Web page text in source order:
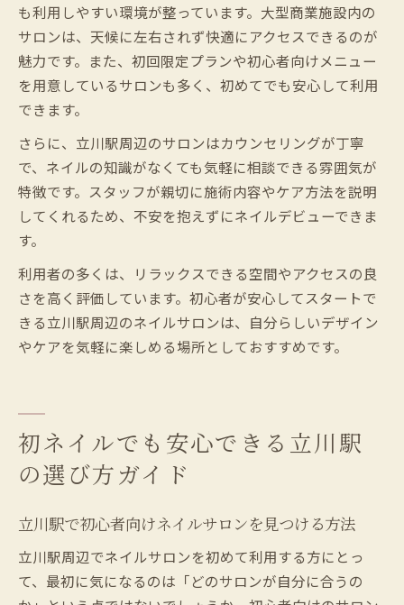
も利用しやすい環境が整っています。大型商業施設内の
サロンは、天候に左右されず快適にアクセスできるのが
魅力です。また、初回限定プランや初心者向けメニュー
を用意しているサロンも多く、初めてでも安心して利用
できます。
さらに、立川駅周辺のサロンはカウンセリングが丁寧
で、ネイルの知識がなくても気軽に相談できる雰囲気が
特徴です。スタッフが親切に施術内容やケア方法を説明
してくれるため、不安を抱えずにネイルデビューできま
す。
利用者の多くは、リラックスできる空間やアクセスの良
さを高く評価しています。初心者が安心してスタートで
きる立川駅周辺のネイルサロンは、自分らしいデザイン
やケアを気軽に楽しめる場所としておすすめです。
初ネイルでも安心できる立川駅
の選び方ガイド
立川駅で初心者向けネイルサロンを見つける方法
立川駅周辺でネイルサロンを初めて利用する方にとっ
て、最初に気になるのは「どのサロンが自分に合うの